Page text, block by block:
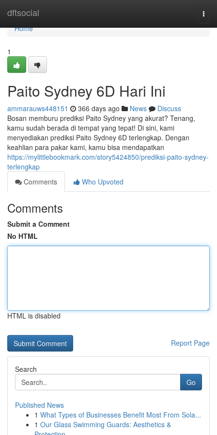
dftsocial
Home
Home
1
Paito Sydney 6D Hari Ini
ammarauws448151 366 days ago News
Discuss
Bosan memburu prediksi Paito Sydney yang akurat? Tenang,
kamu sudah berada di tempat yang tepat! Di sini, kami
menyediakan prediksi Paito Sydney 6D terlengkap. Dengan
keahlian para pakar kami, kamu bisa mendapatkan
https://mylittlebookmark.com/story5424850/prediksi-paito-sydney-
terlengkap
Comments
Who Upvoted
Comments
Submit a Comment
No HTML
HTML is disabled
Report Page
Search
Go
Published News
1 What Types of Businesses Benefit Most From Sola...
1 Our Glass Swimming Guards: Aesthetics &